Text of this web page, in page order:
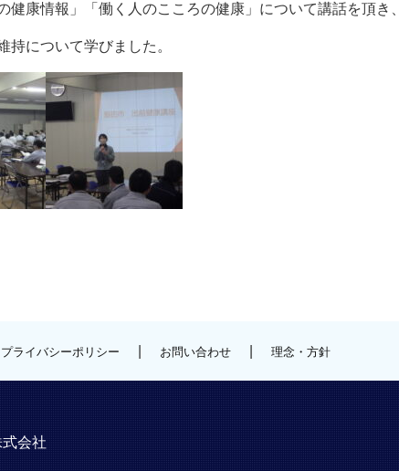
健康情報」「働く人のこころの健康」について講話を頂き、
持について学びました。
プライバシーポリシー お問い合わせ| 理念・方針
会社